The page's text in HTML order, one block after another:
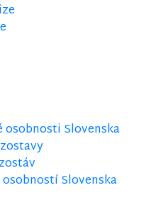
osobnosti Slovenska
Slovenska